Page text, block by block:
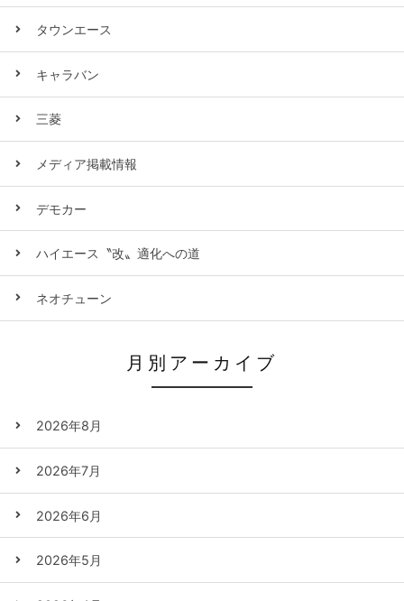
タウンエース
キャラバン
三菱
メディア掲載情報
デモカー
ハイエース〝改〟適化への道
ネオチューン
月別アーカイブ
2026年8月
2026年7月
2026年6月
2026年5月